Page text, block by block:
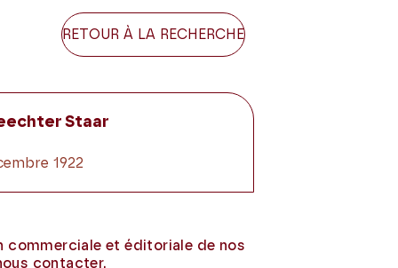
Au
RETOUR À LA RECHERCHE
Staar
1922
commerciale et éditoriale de nos
contacter.